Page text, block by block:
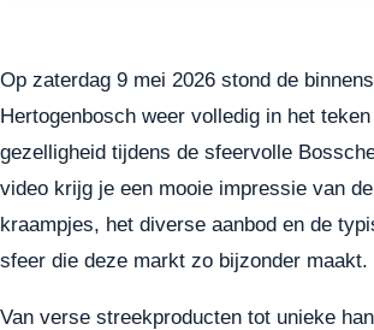
Op zaterdag 9 mei 2026 stond de
Hertogenbosch weer volledig in het
gezelligheid tijdens de sfeervolle
video krijg je een mooie impressie van
kraampjes, het diverse aanbod en de
sfeer die deze markt zo bijzonder maakt.
Van verse streekproducten tot unieke